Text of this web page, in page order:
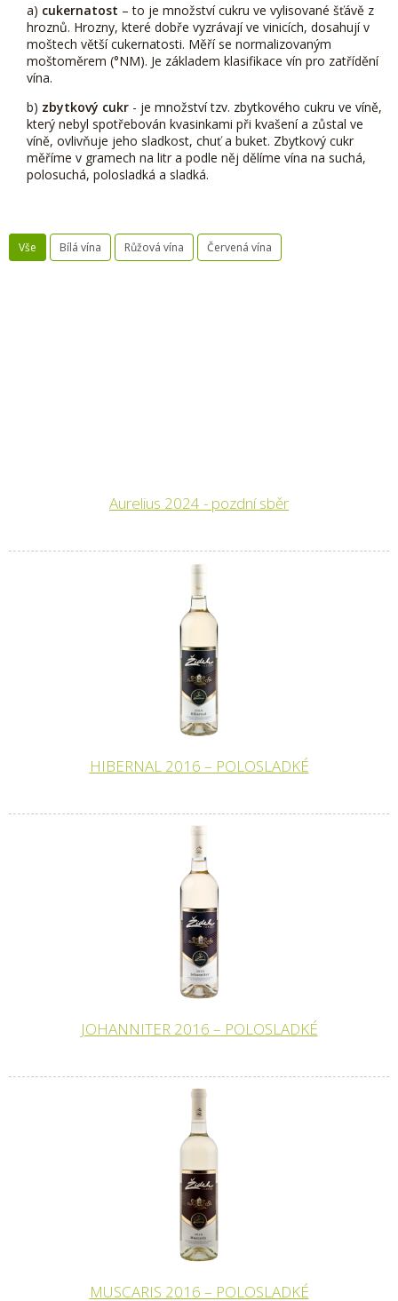
a) cukernatost – to je množství cukru ve vylisované šťávě z
hroznů. Hrozny, které dobře vyzrávají ve vinicích, dosahují v
moštech větší cukernatosti. Měří se normalizovaným
moštoměrem (°NM). Je základem klasifikace vín pro zatřídění
vína.
b) zbytkový cukr - je množství tzv. zbytkového cukru ve víně,
který nebyl spotřebován kvasinkami při kvašení a zůstal ve
víně, ovlivňuje jeho sladkost, chuť a buket. Zbytkový cukr
měříme v gramech na litr a podle něj dělíme vína na suchá,
polosuchá, polosladká a sladká.
Vše Bílá vína Růžová vína Červená vína
Aurelius 2024 - pozdní sběr
HIBERNAL 2016 – POLOSLADKÉ
JOHANNITER 2016 – POLOSLADKÉ
MUSCARIS 2016 – POLOSLADKÉ